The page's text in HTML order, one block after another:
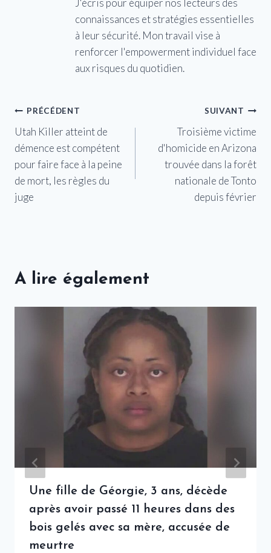
connaissances et stratégies essentielles
à leur sécurité. Mon travail vise à
renforcer l'empowerment individuel face
aux risques du quotidien.
Navigation
de
l’article
PRÉCÉDENT
Utah Killer atteint de
démence est compétent
pour faire face à la peine
de mort, les règles du
juge
SUIVANT
Troisième victime
d'homicide en Arizona
trouvée dans la forêt
nationale de Tonto
depuis février
A lire également
Une fille de Géorgie, 3 ans, décède
après avoir passé 11 heures dans des
bois gelés avec sa mère, accusée de
meurtre